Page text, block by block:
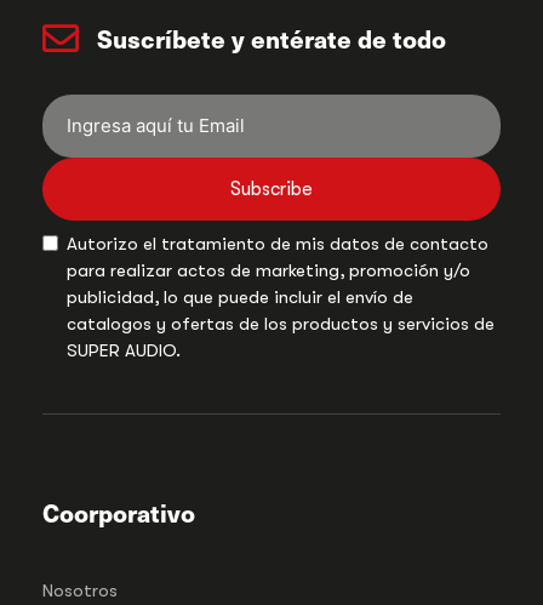
Suscríbete y entérate de todo
Subscribe
Autorizo el tratamiento de mis datos de contacto
para realizar actos de marketing, promoción y/o
publicidad, lo que puede incluir el envío de
catalogos y ofertas de los productos y servicios de
SUPER AUDIO.
Coorporativo
Nosotros